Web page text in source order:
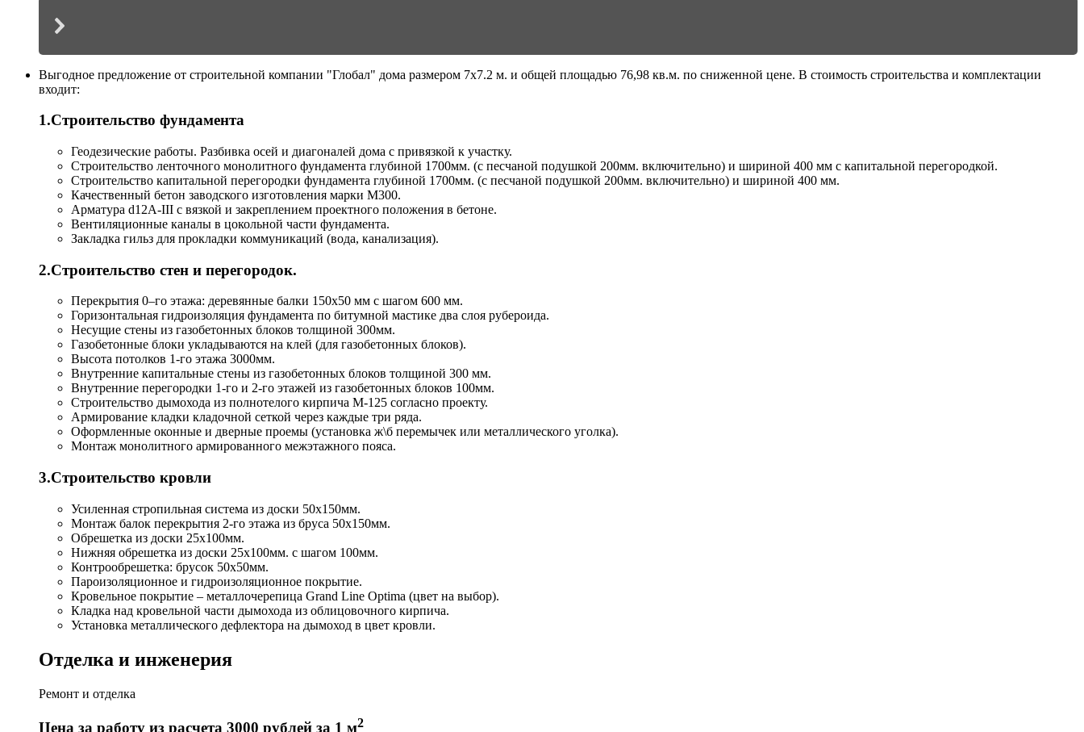
Выгодное предложение от строительной компании "Глобал" дома размером 7x7.2 м. и общей площадью 76,98 кв.м. по сниженной цене. В стоимость строительства и комплектации
входит:
1.Строительство фундамента
Геодезические работы. Разбивка осей и диагоналей дома с привязкой к участку.
Строительство ленточного монолитного фундамента глубиной 1700мм. (с песчаной подушкой 200мм. включительно) и шириной 400 мм с капитальной перегородкой.
Строительство капитальной перегородки фундамента глубиной 1700мм. (с песчаной подушкой 200мм. включительно) и шириной 400 мм.
Качественный бетон заводского изготовления марки M300.
Арматура d12А-III с вязкой и закреплением проектного положения в бетоне.
Вентиляционные каналы в цокольной части фундамента.
Закладка гильз для прокладки коммуникаций (вода, канализация).
2.Строительство стен и перегородок.
Перекрытия 0–го этажа: деревянные балки 150х50 мм с шагом 600 мм.
Горизонтальная гидроизоляция фундамента по битумной мастике два слоя рубероида.
Несущие стены из газобетонных блоков толщиной 300мм.
Газобетонные блоки укладываются на клей (для газобетонных блоков).
Высота потолков 1-го этажа 3000мм.
Внутренние капитальные стены из газобетонных блоков толщиной 300 мм.
Внутренние перегородки 1-го и 2-го этажей из газобетонных блоков 100мм.
Строительство дымохода из полнотелого кирпича М-125 согласно проекту.
Армирование кладки кладочной сеткой через каждые три ряда.
Оформленные оконные и дверные проемы (установка ж\б перемычек или металлического уголка).
Монтаж монолитного армированного межэтажного пояса.
3.Строительство кровли
Усиленная стропильная система из доски 50х150мм.
Монтаж балок перекрытия 2-го этажа из бруса 50х150мм.
Обрешетка из доски 25х100мм.
Нижняя обрешетка из доски 25х100мм. с шагом 100мм.
Контрообрешетка: брусок 50х50мм.
Пароизоляционное и гидроизоляционное покрытие.
Кровельное покрытие – металлочерепица Grand Line Optima (цвет на выбор).
Кладка над кровельной части дымохода из облицовочного кирпича.
Установка металлического дефлектора на дымоход в цвет кровли.
Отделка и инженерия
Ремонт и отделка
Цена за работу из расчета 3000 рублей за 1 м2